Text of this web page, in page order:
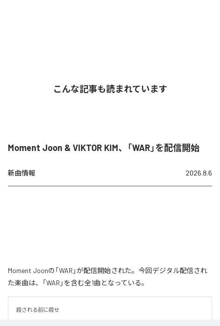
こんな記事も読まれています
Moment Joon & VIKTOR KIM、「WAR」を配信開始
新曲情報 2026.8.6
Moment Joonの「WAR」が配信開始された。今回デジタル配信され
た楽曲は、「WAR」を含む全1曲となっている。
殺される前に殺せ